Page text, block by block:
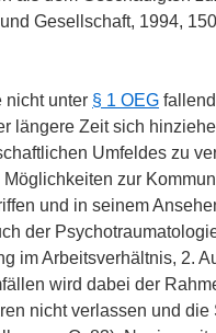
Gesellschaft, 1994,
nicht unter § 1 OEG
längere Zeit sich
Umfeldes zu
Möglichkeiten zur
und in seinem
der
im Arbeitsverhältnis, 2.
wird dabei der
nicht verlassen und